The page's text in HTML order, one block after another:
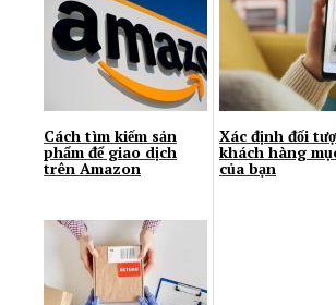
Cách tìm kiếm sản
phẩm để giao dịch
trên Amazon
Xác định đối
khách hàng
của bạn